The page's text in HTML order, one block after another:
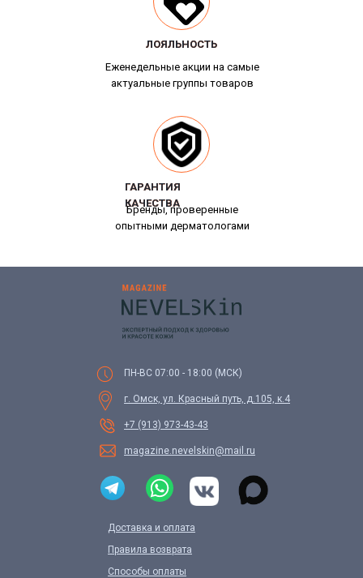
Еженедельные акции на самые
актуальные группы товаров
ЛОЯЛЬНОСТЬ
ЛОЯЛЬНОСТЬ
Бренды, проверенные
опытными дерматологами
ГАРАНТИЯ
КАЧЕСТВА
ГАРАНТИЯ
КАЧЕСТВА
г. Омск, ул. Красный путь, д.105, к.4
+7 (913) 973-43-43
magazine.nevelskin@mail.ru
Способы оплаты
Доставка и оплата
Правила возврата
ПН-ВС 07:00 - 18:00 (МСК)